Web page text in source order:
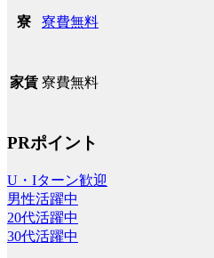
寮 寮費無料
家賃 寮費無料
PRポイント
U・Iターン歓迎
男性活躍中
20代活躍中
30代活躍中